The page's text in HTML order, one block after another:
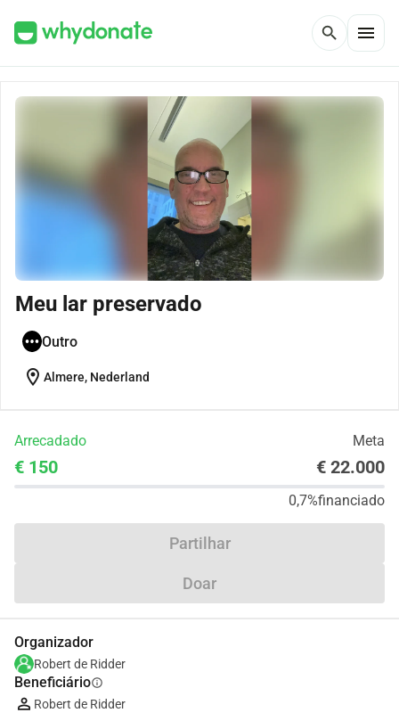
search menu
Meu lar preservado
Outro
location_on Almere, Nederland
Arrecadado Meta
€ 150 € 22.000
0,7%financiado
Partilhar
Doar
Organizador
Robert de Ridder
Beneficiárioinfo
Robert de Ridder